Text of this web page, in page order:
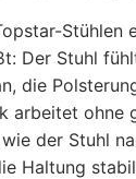
Stühlen
Der Stuhl
die
arbeitet ohne
der Stuhl
Haltung